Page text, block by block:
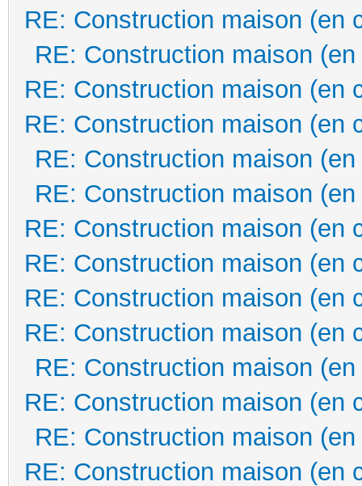
RE: Construction maison (en
RE: Construction maison
RE: Construction maison (en
RE: Construction maison (en
RE: Construction maison
RE: Construction maison
RE: Construction maison (en
RE: Construction maison (en
RE: Construction maison (en
RE: Construction maison (en
RE: Construction maison
RE: Construction maison (en
RE: Construction maison
RE: Construction maison (en